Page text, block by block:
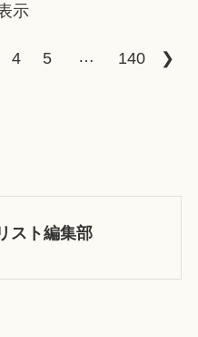
示
4 5 … 140 ❯
スト編集部